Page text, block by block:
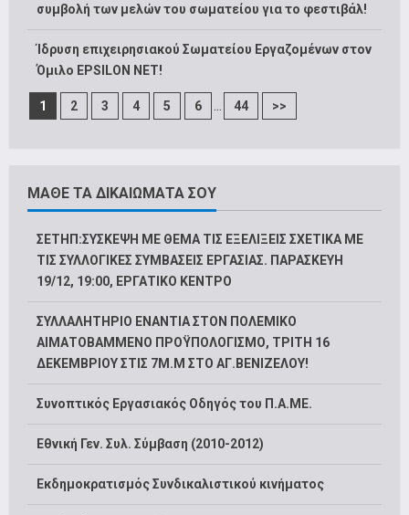
συμβολή των μελών του σωματείου για το φεστιβάλ!
Ίδρυση επιχειρησιακού Σωματείου Εργαζομένων στον
Όμιλο EPSILON NET!
1 2 3 4 5 6 44 >>
ΜΑΘΕ ΤΑ ΔΙΚΑΙΩΜΑΤΑ ΣΟΥ
ΣΕΤΗΠ:ΣΥΣΚΕΨΗ ΜΕ ΘΕΜΑ ΤΙΣ ΕΞΕΛΙΞΕΙΣ ΣΧΕΤΙΚΑ ΜΕ
ΤΙΣ ΣΥΛΛΟΓΙΚΕΣ ΣΥΜΒΑΣΕΙΣ ΕΡΓΑΣΙΑΣ. ΠΑΡΑΣΚΕΥΗ
19/12, 19:00, ΕΡΓΑΤΙΚΟ ΚΕΝΤΡΟ
ΣΥΛΛΑΛΗΤΗΡΙΟ ΕΝΑΝΤΙΑ ΣΤΟΝ ΠΟΛΕΜΙΚΟ
ΑΙΜΑΤΟΒΑΜΜΕΝΟ ΠΡΟΫΠΟΛΟΓΙΣΜΟ, ΤΡΙΤΗ 16
ΔΕΚΕΜΒΡΙΟΥ ΣΤΙΣ 7Μ.Μ ΣΤΟ ΑΓ.ΒΕΝΙΖΕΛΟΥ!
Συνοπτικός Εργασιακός Οδηγός του Π.Α.ΜΕ.
Εθνική Γεν. Συλ. Σύμβαση (2010-2012)
Εκδημοκρατισμός Συνδικαλιστικού κινήματος